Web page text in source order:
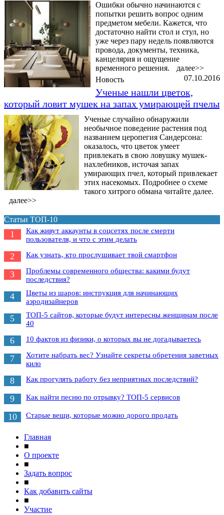
Ошибки обычно начинаются с
попытки решить вопрос одним
предметом мебели. Кажется, что
достаточно найти стол и стул, но
уже через пару недель появляются
провода, документы, техника,
канцелярия и ощущение
временного решения.
далее>>
07.10.2016
Новость
Ученые нашли цветок,
который ловит мушек на запах умирающей пчелы
Ученые случайно обнаружили
необычное поведение растения под
названием церопегия Сандерсона:
оказалось, что цветок умеет
привлекать в свою ловушку мушек-
нахлебников, источая запах
умирающих пчел, который привлекает
этих насекомых. Подробнее о схеме
такого хитрого обмана читайте далее.
далее>>
Статьи ТОП-10
1
Как живут аккаунты в соцсетях после смерти
пользователя, и что с этим делать
2 Как узнать, кто прослушивает твой смартфон
3
Проблемы современного общества: какими будут
последствия?
4
Цветы из шаров: инструкция для начинающих
аэродизайнеров
5
ТОП-5 сайтов, которые будут интересны женщинам после
40
6 10 фактов из физики, о которых вы не догадываетесь
7
Хотите набрать вес? Узнайте секреты обретения заветных
кило
8 Как прогулять работу без неприятных последствий?
9 Как найти песню по отрывку? ТОП-5 сервисов
10 Старые вещи, которые можно дорого продать
Главная
■
О проекте
■
Задать вопрос
■
Как добавить сайты
■
Участие